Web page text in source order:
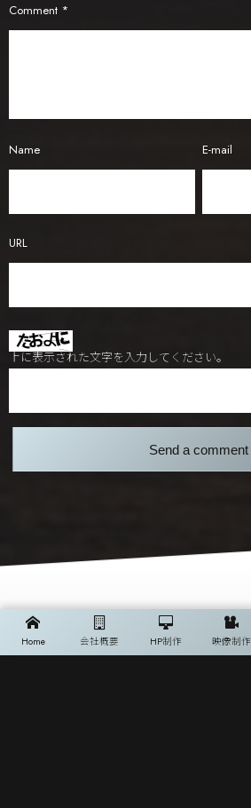
Comment *
Name E-mail
URL
上に表示された文字を入力してください。
Home 会社概要 HP制作 映像制作
お問い合わせ